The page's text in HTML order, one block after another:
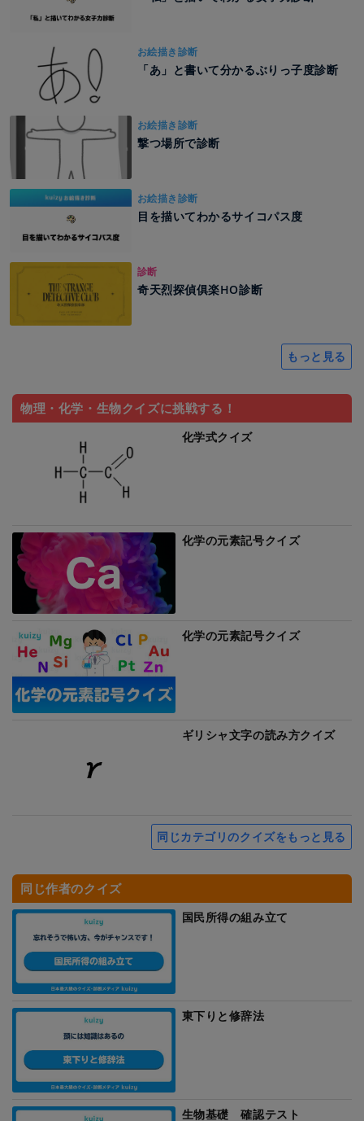
お絵描き診断
「あ」と書いて分かるぶりっ子度診断
お絵描き診断
撃つ場所で診断
お絵描き診断
目を描いてわかるサイコパス度
診断
奇天烈探偵俱楽HO診断
もっと見る
物理・化学・生物クイズに挑戦する！
化学式クイズ
化学の元素記号クイズ
化学の元素記号クイズ
ギリシャ文字の読み方クイズ
同じカテゴリのクイズをもっと見る
同じ作者のクイズ
国民所得の組み立て
東下りと修辞法
生物基礎 確認テスト